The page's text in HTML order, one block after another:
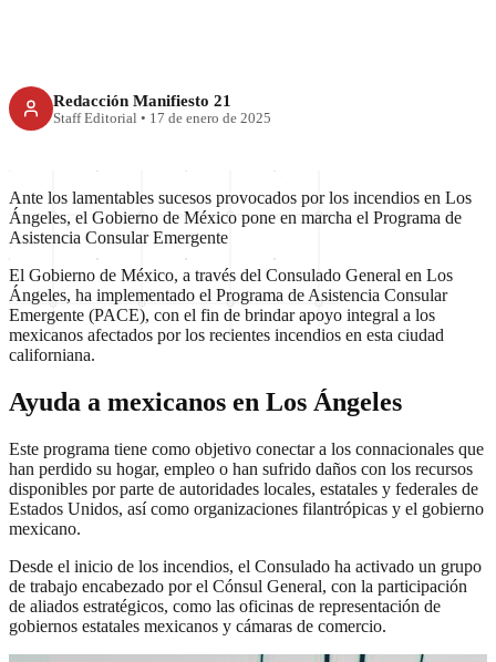
Redacción Manifiesto 21
Staff Editorial • 17 de enero de 2025
Ante los lamentables sucesos provocados por los incendios en Los
Ángeles, el Gobierno de México pone en marcha el Programa de
Asistencia Consular Emergente
El Gobierno de México, a través del Consulado General en Los
Ángeles, ha implementado el Programa de Asistencia Consular
Emergente (PACE), con el fin de brindar apoyo integral a los
mexicanos afectados por los recientes incendios en esta ciudad
californiana.
Ayuda a mexicanos en Los Ángeles
Este programa tiene como objetivo conectar a los connacionales que
han perdido su hogar, empleo o han sufrido daños con los recursos
disponibles por parte de autoridades locales, estatales y federales de
Estados Unidos, así como organizaciones filantrópicas y el gobierno
mexicano.
Desde el inicio de los incendios, el Consulado ha activado un grupo
de trabajo encabezado por el Cónsul General, con la participación
de aliados estratégicos, como las oficinas de representación de
gobiernos estatales mexicanos y cámaras de comercio.